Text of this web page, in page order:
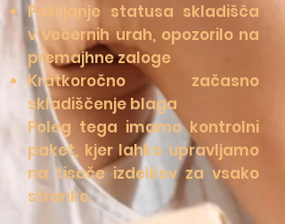
Pošiljanje statusa skladišča
v večernih urah, opozorilo na
premajhne zaloge
Kratkoročno začasno
skladiščenje blaga
Poleg tega imamo kontrolni
paket, kjer lahko upravljamo
na tisoče izdelkov za vsako
stranko.